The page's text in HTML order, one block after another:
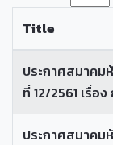
Title
ประกาศสมาคม
ที่ 12/2561 เรื่อ
ประกาศสมาคม